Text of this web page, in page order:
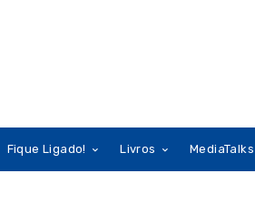
Fique Ligado! Livros MediaTalks